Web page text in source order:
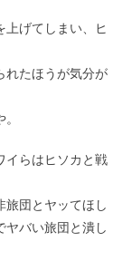
上げてしまい、ヒ
れたほうが気分が
イらはヒソカと戦
旅団とヤッてほし
ヤバい旅団と潰し